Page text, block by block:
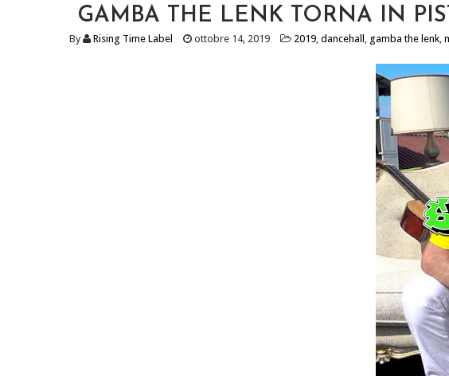
GAMBA THE LENK TORNA IN
By Rising Time Label ottobre 14, 2019 2019, dancehall , gamba the lenk,